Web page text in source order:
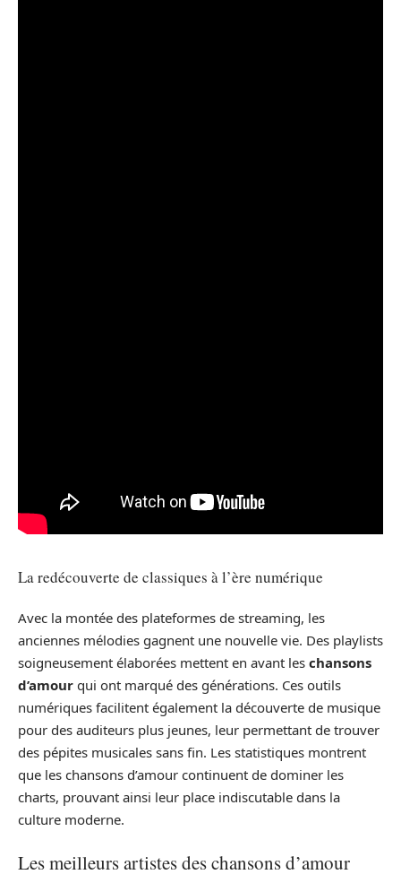
La redécouverte de classiques à l’ère numérique
Avec la montée des plateformes de streaming, les
anciennes mélodies gagnent une nouvelle vie. Des playlists
soigneusement élaborées mettent en avant les chansons
d’amour qui ont marqué des générations. Ces outils
numériques facilitent également la découverte de musique
pour des auditeurs plus jeunes, leur permettant de trouver
des pépites musicales sans fin. Les statistiques montrent
que les chansons d’amour continuent de dominer les
charts, prouvant ainsi leur place indiscutable dans la
culture moderne.
Les meilleurs artistes des chansons d’amour